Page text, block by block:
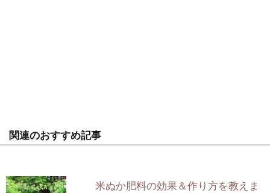
関連のおすすめ記事
米ぬか肥料の効果＆作り方を教えま